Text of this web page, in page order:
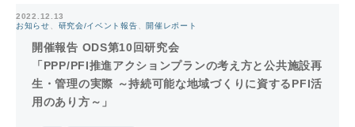
2022.12.13
お知らせ、 研究会/イベント報告、 開催レポート
開催報告 ODS第10回研究会
「PPP/PFI推進アクションプランの考え方と公共施設再
生・管理の実際 ～持続可能な地域づくりに資するPFI活
用のあり方～」